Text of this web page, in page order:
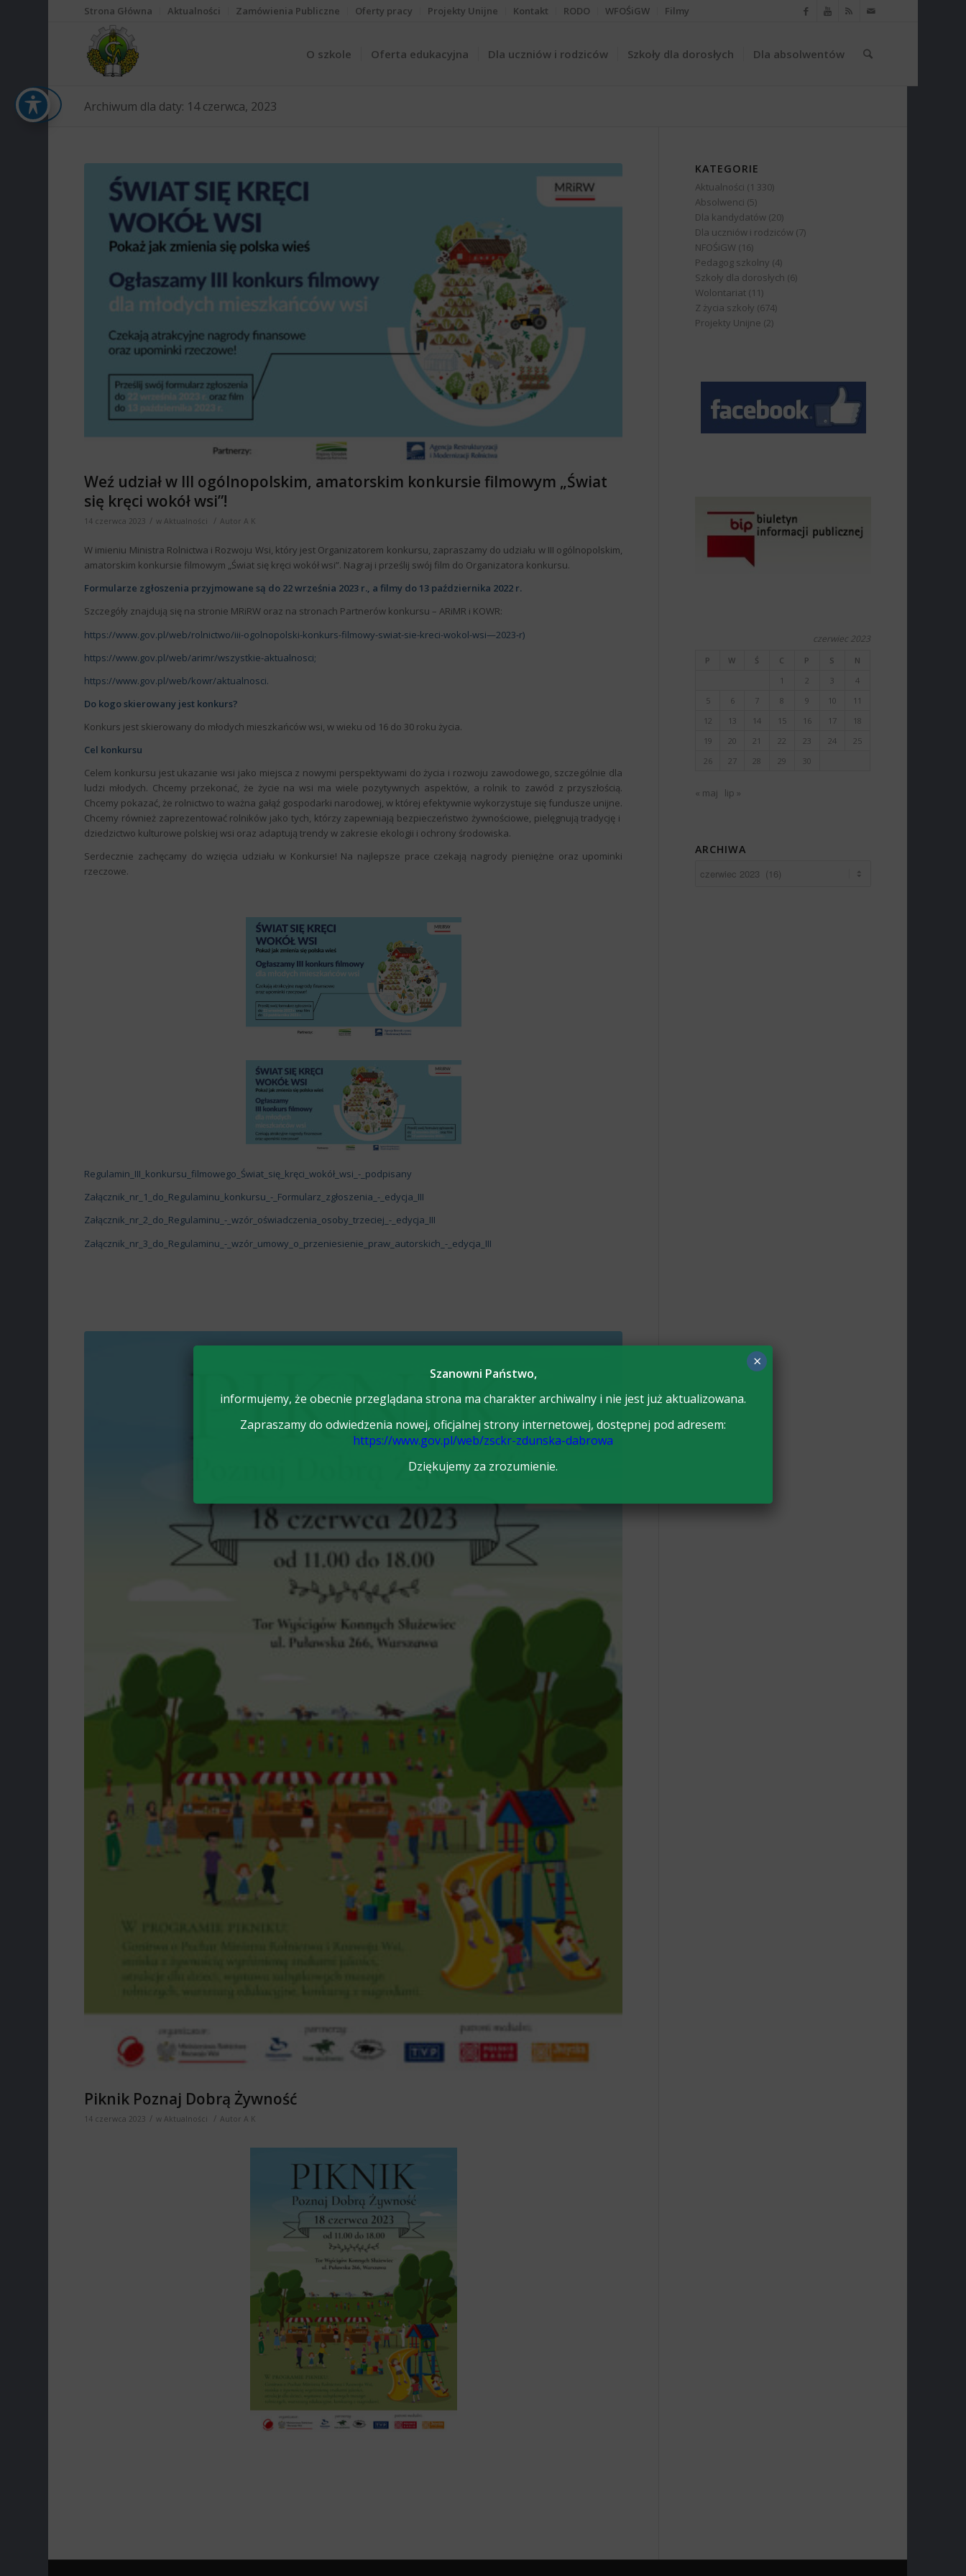
Strona Główna Aktualności Zamówienia Publiczne Oferty pracy Projekty Unijne Kontakt RODO WFOŚiGW Filmy
O szkole Oferta edukacyjna Dla uczniów i rodziców Szkoły dla dorosłych Dla absolwentów
Archiwum dla daty: 14 czerwca, 2023
Weź udział w III ogólnopolskim, amatorskim konkursie filmowym „Świat
się kręci wokół wsi”!
14 czerwca 2023 / wAktualności / AutorA K
W imieniu Ministra Rolnictwa i Rozwoju Wsi, który jest Organizatorem konkursu, zapraszamy do udziału w III ogólnopolskim,
amatorskim konkursie filmowym „Świat się kręci wokół wsi”. Nagraj i prześlij swój film do Organizatora konkursu.
Formularze zgłoszenia przyjmowane są do 22 września 2023 r., a filmy do 13 października 2022 r.
Szczegóły znajdują się na stronie MRiRW oraz na stronach Partnerów konkursu – ARiMR i KOWR:
https://www.gov.pl/web/rolnictwo/iii-ogolnopolski-konkurs-filmowy-swiat-sie-kreci-wokol-wsi—2023-r)
https://www.gov.pl/web/arimr/wszystkie-aktualnosci;
https://www.gov.pl/web/kowr/aktualnosci.
Do kogo skierowany jest konkurs?
Konkurs jest skierowany do młodych mieszkańców wsi, w wieku od 16 do 30 roku życia.
Cel konkursu
Celem konkursu jest ukazanie wsi jako miejsca z nowymi perspektywami do życia i rozwoju zawodowego, szczególnie dla
ludzi młodych. Chcemy przekonać, że życie na wsi ma wiele pozytywnych aspektów, a rolnik to zawód z przyszłością.
Chcemy pokazać, że rolnictwo to ważna gałąź gospodarki narodowej, w której efektywnie wykorzystuje się fundusze unijne.
Chcemy również zaprezentować rolników jako tych, którzy zapewniają bezpieczeństwo żywnościowe, pielęgnują tradycję i
dziedzictwo kulturowe polskiej wsi oraz adaptują trendy w zakresie ekologii i ochrony środowiska.
Serdecznie zachęcamy do wzięcia udziału w Konkursie! Na najlepsze prace czekają nagrody pieniężne oraz upominki
rzeczowe.
Regulamin_III_konkursu_filmowego_Świat_się_kręci_wokół_wsi_-_podpisany
Załącznik_nr_1_do_Regulaminu_konkursu_-_Formularz_zgłoszenia_-_edycja_III
Załącznik_nr_2_do_Regulaminu_-_wzór_oświadczenia_osoby_trzeciej_-_edycja_III
Załącznik_nr_3_do_Regulaminu_-_wzór_umowy_o_przeniesienie_praw_autorskich_-_edycja_III
Piknik Poznaj Dobrą Żywność
14 czerwca 2023 / wAktualności / AutorA K
KATEGORIE
Aktualności (1 330)
Absolwenci (5)
Dla kandydatów (20)
Dla uczniów i rodziców (7)
NFOŚiGW (16)
Pedagog szkolny (4)
Szkoły dla dorosłych (6)
Wolontariat (11)
Z życia szkoły (674)
Projekty Unijne (2)
czerwiec 2023
P W Ś C P S
N
1
2 3
4
5
6 7 8 9 10
11
12
13 14 15 16 17
18
19
20 21 22 23 24
25
26
27 28 29 30
« maj lip »
ARCHIWA
Szanowni Państwo,
informujemy, że obecnie przeglądana strona ma charakter archiwalny i nie jest już aktualizowana.
Zapraszamy do odwiedzenia nowej, oficjalnej strony internetowej, dostępnej pod adresem:
https://www.gov.pl/web/zsckr-zdunska-dabrowa
Dziękujemy za zrozumienie.
×